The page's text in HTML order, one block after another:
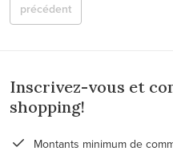
précédent
Inscrivez-vous et
shopping!
Montants minimum de